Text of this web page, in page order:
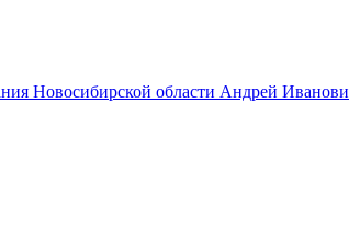
Новосибирской области Андрей